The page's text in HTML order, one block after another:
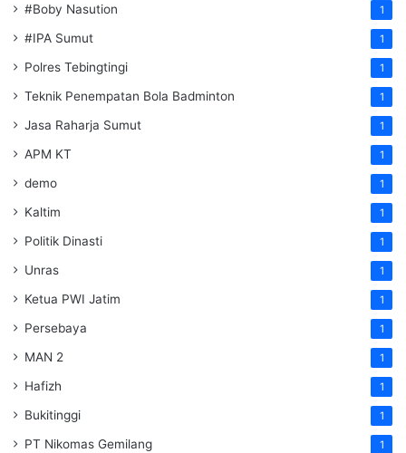
#Boby Nasution 1
#IPA Sumut 1
Polres Tebingtingi 1
Teknik Penempatan Bola Badminton 1
Jasa Raharja Sumut 1
APM KT 1
demo 1
Kaltim 1
Politik Dinasti 1
Unras 1
Ketua PWI Jatim 1
Persebaya 1
MAN 2 1
Hafizh 1
Bukitinggi 1
PT Nikomas Gemilang 1